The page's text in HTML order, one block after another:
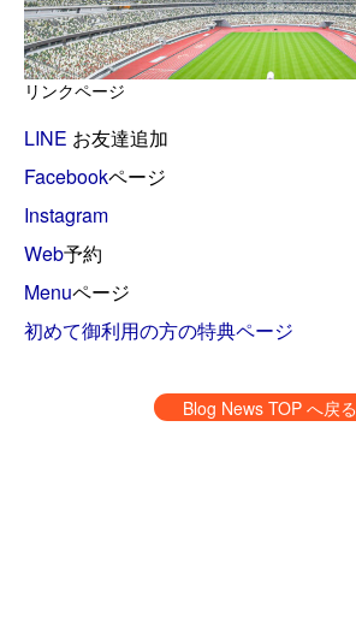
リンクページ
LINE お友達追加
Facebookページ
Instagram
Web予約
Menuページ
初めて御利用の方の特典ページ
Blog News TOP へ戻る